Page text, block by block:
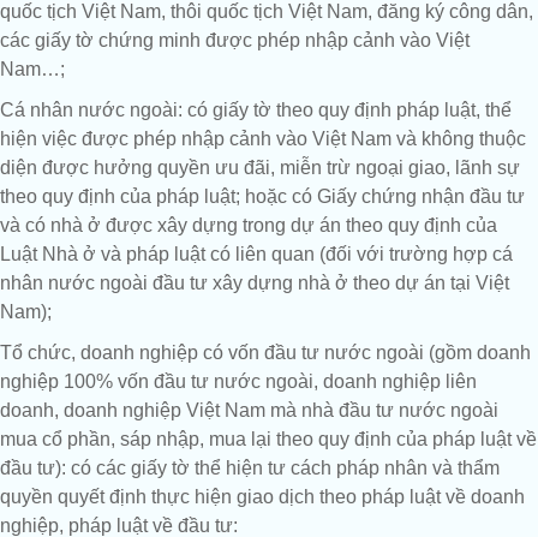
quốc tịch Việt Nam, thôi quốc tịch Việt Nam, đăng ký công dân,
các giấy tờ chứng minh được phép nhập cảnh vào Việt
Nam…;
Cá nhân nước ngoài: có giấy tờ theo quy định pháp luật, thể
hiện việc được phép nhập cảnh vào Việt Nam và không thuộc
diện được hưởng quyền ưu đãi, miễn trừ ngoại giao, lãnh sự
theo quy định của pháp luật; hoặc có Giấy chứng nhận đầu tư
và có nhà ở được xây dựng trong dự án theo quy định của
Luật Nhà ở và pháp luật có liên quan (đối với trường hợp cá
nhân nước ngoài đầu tư xây dựng nhà ở theo dự án tại Việt
Nam);
Tổ chức, doanh nghiệp có vốn đầu tư nước ngoài (gồm doanh
nghiệp 100% vốn đầu tư nước ngoài, doanh nghiệp liên
doanh, doanh nghiệp Việt Nam mà nhà đầu tư nước ngoài
mua cổ phần, sáp nhập, mua lại theo quy định của pháp luật về
đầu tư): có các giấy tờ thể hiện tư cách pháp nhân và thẩm
quyền quyết định thực hiện giao dịch theo pháp luật về doanh
nghiệp, pháp luật về đầu tư: